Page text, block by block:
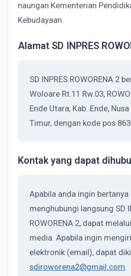
naungan Kementerian
Kebudayaan.
Alamat SD INPRES
SD INPRES ROWORENA 2
Woloare Rt.11 Rw.03,
Ende Utara, Kab. Ende,
Timur, dengan kode pos
Kontak yang dapat
Apabila anda ingin bertanya
menghubungi langsung SD
ROWORENA 2, dapat
media. Apabila ingin
elektronik (email), dapat
sdiroworena2@gmail.com.